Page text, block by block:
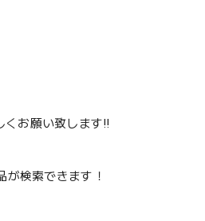
お願い致します‼️
検索できます！